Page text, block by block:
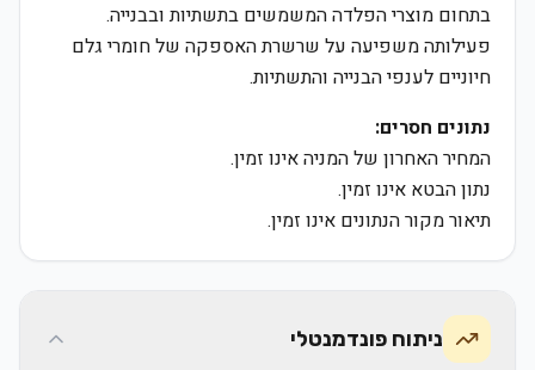
בתחום מוצרי הפלדה המשמשים בתשתיות ובבנייה.
פעילותה משפיעה על שרשרת האספקה של חומרי גלם
חיוניים לענפי הבנייה והתשתיות.
נתונים חסרים:
המחיר האחרון של המניה אינו זמין.
נתון הבטא אינו זמין.
תיאור מקור הנתונים אינו זמין.
ניתוח פונדמנטלי